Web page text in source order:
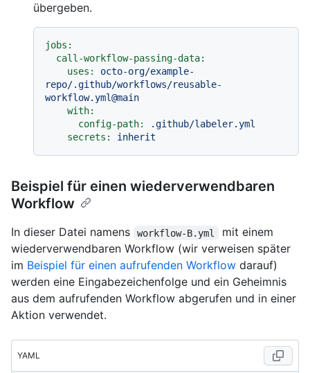
übergeben.
jobs:
call-workflow-passing-data:
uses:
octo-org/example-
repo/.github/workflows/reusable-
workflow.yml@main
with:
config-path:
.github/labeler.yml
secrets:
inherit
Beispiel für einen wiederverwendbaren
Workflow
In dieser Datei namens workflow-B.yml
mit einem
wiederverwendbaren Workflow (wir verweisen später
im Beispiel für einen aufrufenden Workflow darauf)
werden eine Eingabezeichenfolge und ein Geheimnis
aus dem aufrufenden Workflow abgerufen und in einer
Aktion verwendet.
YAML